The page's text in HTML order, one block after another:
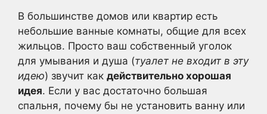
В большинстве домов или квартир есть
небольшие ванные комнаты, общие для всех
жильцов. Просто ваш собственный уголок
для умывания и душа (туалет не входит в эту
идею) звучит как действительно хорошая
идея. Если у вас достаточно большая
спальня, почему бы не установить ванну или